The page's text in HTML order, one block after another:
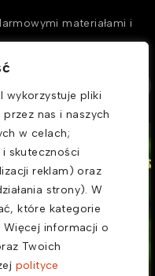
wykorzystuje pliki
nas i naszych
w celach;
skuteczności
reklam) oraz
strony). W
które kategorie
Więcej informacji o
Twoich
polityce
materiałami i